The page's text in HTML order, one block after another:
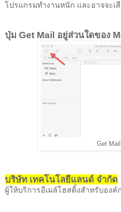
โปรแกรมทำงานหนัก และอาจจะเ
ปุ่ม Get Mail อยู่ส่วนใดของ
Get Mail
บริษัท​ เทคโนโลยีแลนด์ จำกัด
ผู้ให้บริการอีเมล์โฮสติ้งสำหรับอง